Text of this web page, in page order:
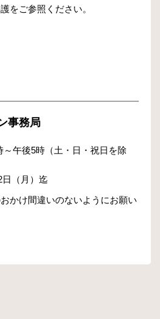
をご参照ください。
事務局
～午後5時（土・日・祝日を除
日（月）迄
かけ間違いのないようにお願い